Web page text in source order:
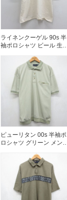
ライネンクーゲル 90s 半
袖ポロシャツ ビール 生
ピューリタン 00s 半袖ポ
ロシャツ グリーン メン